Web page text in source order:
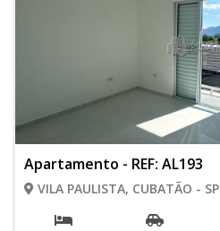
Apartamento - REF: AL193
VILA PAULISTA, CUBATÃO - SP